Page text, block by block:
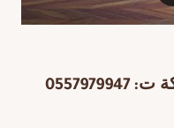
ديكورات فوم للجدران مكة ت: 0557979947